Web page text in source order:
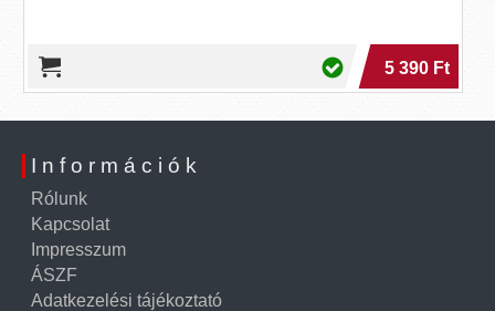
Információk
Rólunk
Kapcsolat
Impresszum
ÁSZF
Adatkezelési tájékoztató